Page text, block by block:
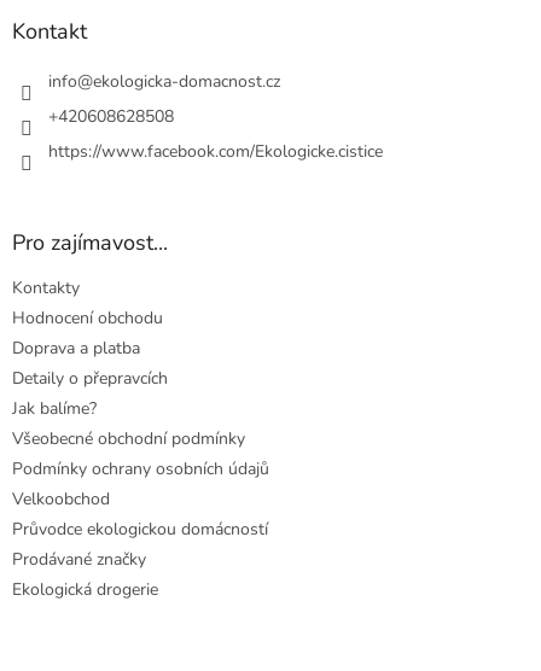
Kontakt
info@ekologicka-domacnost.cz
+420608628508
https://www.facebook.com/Ekologicke.cistice
Pro zajímavost...
Kontakty
Hodnocení obchodu
Doprava a platba
Detaily o přepravcích
Jak balíme?
Všeobecné obchodní podmínky
Podmínky ochrany osobních údajů
Velkoobchod
Průvodce ekologickou domácností
Prodávané značky
Ekologická drogerie